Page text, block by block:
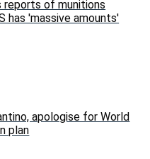
reports of munitions
has 'massive amounts'
apologise for World
plan